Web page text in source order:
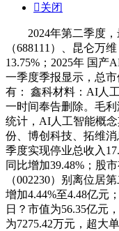
关闭
2024年第二季度，最
（688111）、昆仑万
13.75%；2025年 国
一季度季报显示，总
有： 鑫科材料：AI人
一时间奉告删除。毛
统计，AI人工智能概
份、博创科技、拓维
季度实现停业总收入
同比增加39.48%；股
（002230）别离位居
增加4.44%至4.48亿元
日？市值为56.35亿元
为7275.42万元，超大